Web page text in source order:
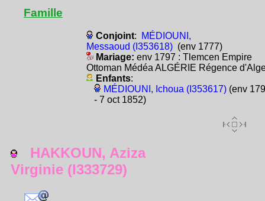
Famille
Conjoint:
MÉDIOUNI,
Messaoud (I353618)(env 1777)
Mariage: env 1797 : Tlemcen Empire
Ottoman Médéa ALGÉRIE Régence
Enfants:
MÉDIOUNI, Ichoua (I353617)(env
- 7 oct 1852)
HAKKOUN, Aziza
Virginie (I333729)